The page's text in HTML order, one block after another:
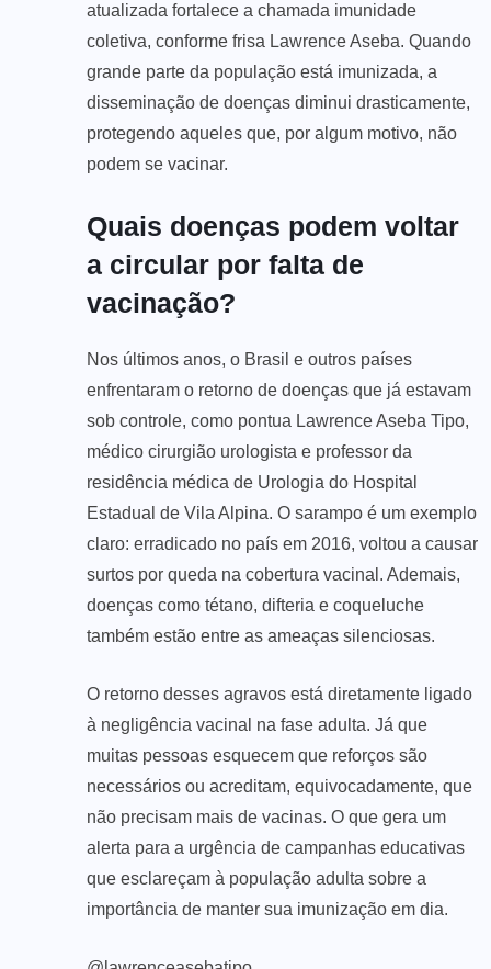
atualizada fortalece a chamada imunidade
coletiva, conforme frisa Lawrence Aseba. Quando
grande parte da população está imunizada, a
disseminação de doenças diminui drasticamente,
protegendo aqueles que, por algum motivo, não
podem se vacinar.
Quais doenças podem voltar
a circular por falta de
vacinação?
Nos últimos anos, o Brasil e outros países
enfrentaram o retorno de doenças que já estavam
sob controle, como pontua Lawrence Aseba Tipo,
médico cirurgião urologista e professor da
residência médica de Urologia do Hospital
Estadual de Vila Alpina. O sarampo é um exemplo
claro: erradicado no país em 2016, voltou a causar
surtos por queda na cobertura vacinal. Ademais,
doenças como tétano, difteria e coqueluche
também estão entre as ameaças silenciosas.
O retorno desses agravos está diretamente ligado
à negligência vacinal na fase adulta. Já que
muitas pessoas esquecem que reforços são
necessários ou acreditam, equivocadamente, que
não precisam mais de vacinas. O que gera um
alerta para a urgência de campanhas educativas
que esclareçam à população adulta sobre a
importância de manter sua imunização em dia.